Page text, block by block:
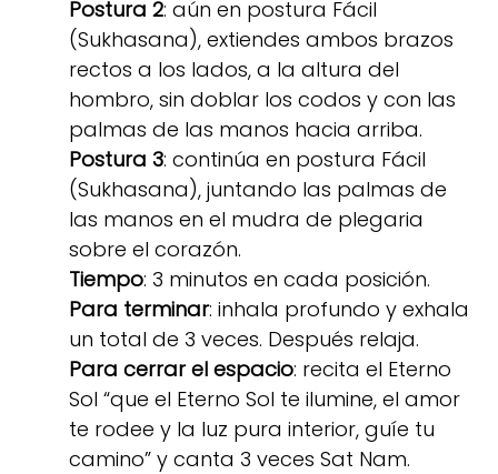
Postura 2: aún en postura Fácil
(Sukhasana), extiendes ambos brazos
rectos a los lados, a la altura del
hombro, sin doblar los codos y con las
palmas de las manos hacia arriba.
Postura 3: continúa en postura Fácil
(Sukhasana), juntando las palmas de
las manos en el mudra de plegaria
sobre el corazón.
Tiempo: 3 minutos en cada posición.
Para terminar: inhala profundo y exhala
un total de 3 veces. Después relaja.
Para cerrar el espacio: recita el Eterno
Sol “que el Eterno Sol te ilumine, el amor
te rodee y la luz pura interior, guíe tu
camino” y canta 3 veces Sat Nam.